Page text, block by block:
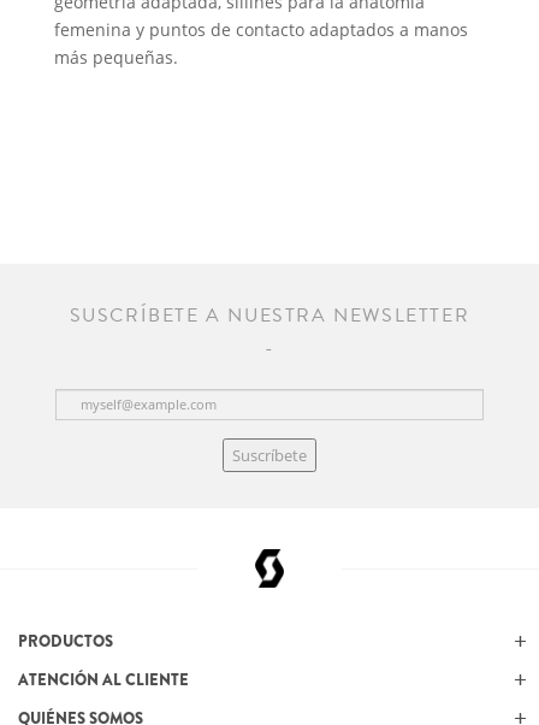
femenina y puntos de contacto adaptados a manos
más pequeñas.
SUSCRÍBETE A NUESTRA NEWSLETTER
Suscríbete
PRODUCTOS
ATENCIÓN AL CLIENTE
QUIÉNES SOMOS